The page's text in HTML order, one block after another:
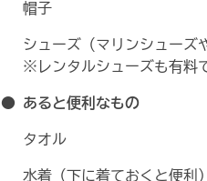
帽子
シューズ（マリンシューズ
※レンタルシューズも有料
● あると便利なもの
タオル
水着（下に着ておくと便利）